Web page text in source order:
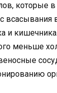
которые в
всасывания
и
меньше